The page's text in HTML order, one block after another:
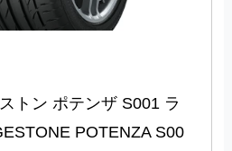
トン ポテンザ S001 ラ
POTENZA S00